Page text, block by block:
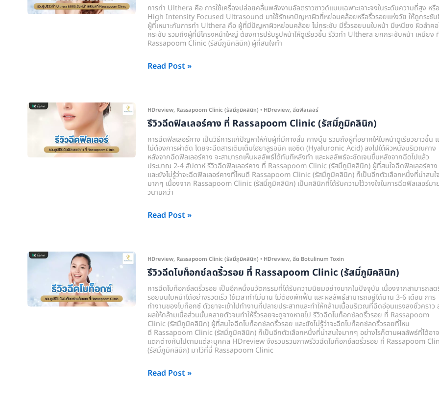
การทำ Ulthera คือ การใช้เครื่องปล่อยคลื่นพลังงานอัลตราวซาวด์แบบเฉพาะเจาะจงในระดับความถี่สูง หรือ
High Intensity Focused Ultrasound มาใช้รักษาปัญหาผิวที่หย่อนคล้อยหรือริ้วรอยแห่งวัย ให้ดูกระชั
ผู้ที่เหมาะกับการทำ Ulthera คือ ผู้ที่มีปัญหาผิวหย่อนคล้อย ไม่กระชับ มีริ้วรอยบนใบหน้า มีเหนียง ผิวลำคอ
กระชับ รวมถึงผู้ที่มีโครงหน้าใหญ่ ต้องการปรับรูปหน้าให้ดูเรียวขึ้น รีวิวทำ Ulthera ยกกระชับหน้า เหนียง
Rassapoom Clinic (รัสมิ์ภูมิคลินิก) ผู้ที่สนใจทำ
กระชับ
หน้า
เหนียง
Rassapoom
มิ์
ภูมิ
คลินิก)
Read Post »
HDreview, Rassapoom Clinic (รัสมิ์ภูมิคลินิก) • HDreview, ฉีดฟิลเลอร์
รีวิวฉีดฟิลเลอร์คาง ที่ Rassapoom Clinic (รัสมิ์ภูมิคลินิก)
การฉีดฟิลเลอร์คาง เป็นวิธีการแก้ปัญหาให้กับผู้ที่มีคางสั้น คางบุ๋ม รวมถึงผู้ที่อยากให้ใบหน้าดูเรียวยาวขึ้น
ไม่ต้องการผ่าตัด โดยจะฉีดสารเติมเต็มไฮยาลูรอนิค แอซิด (Hyaluronic Acid) ลงไปใต้ผิวหนังบริเวณคาง
หลังจากฉีดฟิลเลอร์คาง จะสามารถเห็นผลลัพธ์ได้ทันทีหลังทำ และผลลัพธ์จะชัดเจนขึ้นหลังจากฉีดไปแล้ว
ประมาณ 2-4 สัปดาห์ รีวิวฉีดฟิลเลอร์คาง ที่ Rassapoom Clinic (รัสมิ์ภูมิคลินิก) ผู้ที่สนใจฉีดฟิลเลอร์คาง
และยังไม่รู้ว่าจะฉีดฟิลเลอร์คางที่ไหนดี Rassapoom Clinic (รัสมิ์ภูมิคลินิก) ก็เป็นอีกตัวเลือกหนึ่งที่น่าสนใจ
มากๆ เนื่องจาก Rassapoom Clinic (รัสมิ์ภูมิคลินิก) เป็นคลินิกที่ได้รับความไว้วางใจในการฉีดฟิลเลอร์มา
วนานกว่า
รี
วิว
ฟิล
เลอ
ร์
คาง
ที่
Rassapoom
ภูมิ
คลินิก)
Read Post »
HDreview, Rassapoom Clinic (รัสมิ์ภูมิคลินิก) • HDreview, ฉีด Botulinum Toxin
รีวิวฉีดโบท็อกซ์ลดริ้วรอย ที่ Rassapoom Clinic (รัสมิ์ภูมิคลินิก)
การฉีดโบท็อกซ์ลดริ้วรอย เป็นอีกหนึ่งนวัตกรรมที่ได้รับความนิยมอย่างมากในปัจจุบัน เนื่องจากสามารถลด
รอยบนใบหน้าได้อย่างรวดเร็ว ใช้เวลาทำไม่นาน ไม่ต้องพักฟื้น และผลลัพธ์สามารถอยู่ได้นาน 3-6 เดือน การ
ทำงานของโบท็อกซ์ ตัวยาจะเข้าไปทำงานที่ปลายประสาทและทำให้กล้ามเนื้อบริเวณที่ฉีดอ่อนแรงลงชั่วคราว
ผลให้กล้ามเนื้อส่วนนั้นคลายตัวจนทำให้ริ้วรอยจะดูจางหายไป รีวิวฉีดโบท็อกซ์ลดริ้วรอย ที่ Rassapoom
Clinic (รัสมิ์ภูมิคลินิก) ผู้ที่สนใจฉีดโบท็อกซ์ลดริ้วรอย และยังไม่รู้ว่าจะฉีดโบท็อกซ์ลดริ้วรอยที่ไหน
ดี Rassapoom Clinic (รัสมิ์ภูมิคลินิก) ก็เป็นอีกตัวเลือกหนึ่งที่น่าสนใจมากๆ อย่างไรก็ตามผลลัพธ์ที่ได้อาจ
แตกต่างกันไปตามแต่ละบุคคล HDreview จึงรวบรวมภาพรีวิวฉีดโบท็อกซ์ลดริ้วรอย ที่ Rassapoom
(รัสมิ์ภูมิคลินิก) มาไว้ที่นี่ Rassapoom Clinic
รีวิว
ฉีด
ท็
อกซ์
ลด
ริ้ว
รอย
Rassapoom
Read Post »